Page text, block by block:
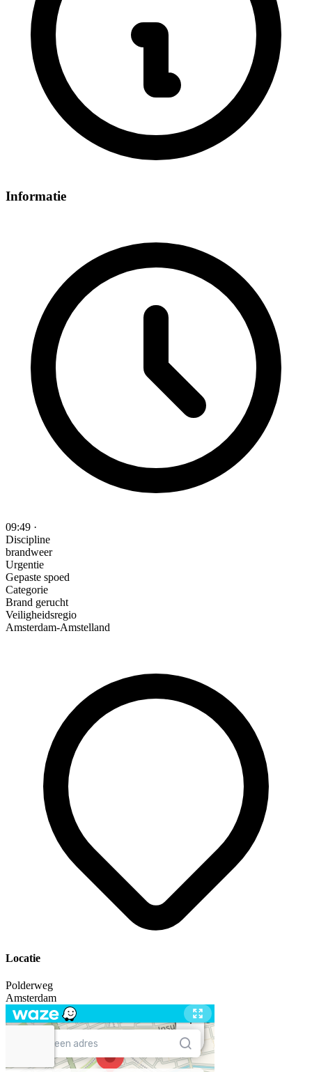
Informatie
09:49 ·
Discipline
brandweer
Urgentie
Gepaste spoed
Categorie
Brand gerucht
Veiligheidsregio
Amsterdam-Amstelland
Locatie
Polderweg
Amsterdam